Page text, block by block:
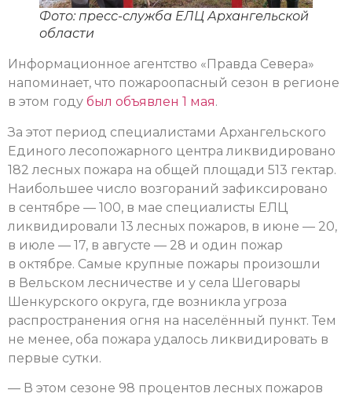
Фото: пресс-служба ЕЛЦ Архангельской
области
Информационное агентство «Правда Севера»
напоминает, что пожароопасный сезон в регионе
в этом году был объявлен 1 мая.
За этот период специалистами Архангельского
Единого лесопожарного центра ликвидировано
182 лесных пожара на общей площади 513 гектар.
Наибольшее число возгораний зафиксировано
в сентябре — 100, в мае специалисты ЕЛЦ
ликвидировали 13 лесных пожаров, в июне — 20,
в июле — 17, в августе — 28 и один пожар
в октябре. Самые крупные пожары произошли
в Вельском лесничестве и у села Шеговары
Шенкурского округа, где возникла угроза
распространения огня на населённый пункт. Тем
не менее, оба пожара удалось ликвидировать в
первые сутки.
— В этом сезоне 98 процентов лесных пожаров